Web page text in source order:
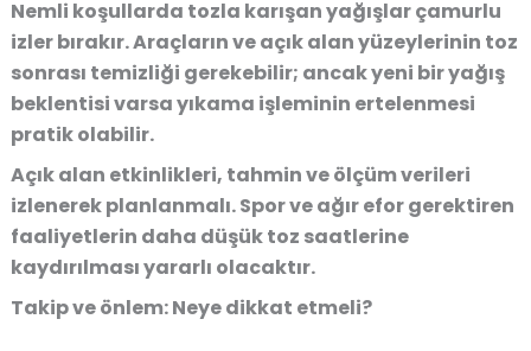
Nemli koşullarda tozla karışan yağışlar çamurlu
izler bırakır. Araçların ve açık alan yüzeylerinin toz
sonrası temizliği gerekebilir; ancak yeni bir yağış
beklentisi varsa yıkama işleminin ertelenmesi
pratik olabilir.
Açık alan etkinlikleri, tahmin ve ölçüm verileri
izlenerek planlanmalı. Spor ve ağır efor gerektiren
faaliyetlerin daha düşük toz saatlerine
kaydırılması yararlı olacaktır.
Takip ve önlem: Neye dikkat etmeli?